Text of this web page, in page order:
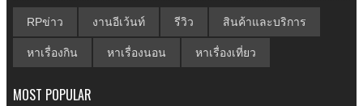
RPข่าว งานอีเว้นท์ รีวิว สินค้าและบริการ
หาเรื่องกิน หาเรื่องนอน หาเรื่องเที่ยว
MOST POPULAR